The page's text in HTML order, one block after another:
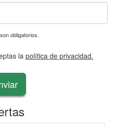
obligatorios.
la política de privacidad.